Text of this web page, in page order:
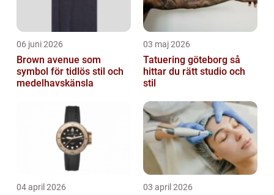
06 juni 2026
Brown avenue som
symbol för tidlös stil och
medelhavskänsla
03 maj 2026
Tatuering göteborg så
hittar du rätt studio och
stil
04 april 2026 03 april 2026